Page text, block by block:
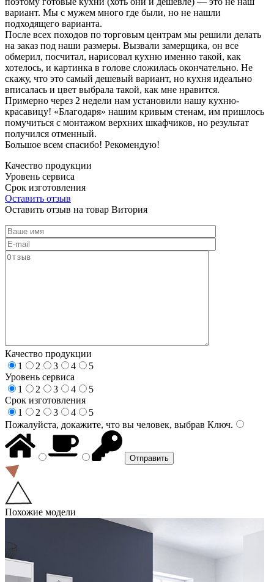
вариант. Мы с мужем много где были, но не нашли
подходящего варианта.
После всех походов по торговым центрам мы решили делать
на заказ под наши размеры. Вызвали замерщика, он все
обмерил, посчитал, нарисовал кухню именно такой, как
хотелось, и картинка в голове сложилась окончательно. Не
скажу, что это самый дешевый вариант, но кухня идеально
вписалась и цвет выбрала такой, как мне нравится.
Примерно через 2 недели нам установили нашу кухню-
красавицу! «Благодаря» нашим кривым стенам, им пришлось
помучиться с монтажом верхних шкафчиков, но результат
получился отменный.
Большое всем спасибо! Рекомендую!
Качество продукции
Уровень сервиса
Срок изготовления
Оставить отзыв
Оставить отзыв на товар Витория
Качество продукции
1
2 3 4
5
Уровень сервиса
1
2 3 4
5
Срок изготовления
1
2 3 4
5
Пожалуйста, докажите, что вы человек, выбрав Ключ.
Похожие модели